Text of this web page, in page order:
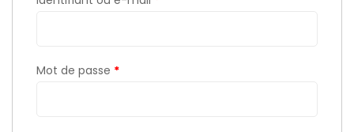
Mot de passe *